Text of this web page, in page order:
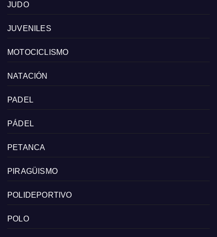
JUDO
JUVENILES
MOTOCICLISMO
NATACIÓN
PADEL
PÁDEL
PETANCA
PIRAGÜISMO
POLIDEPORTIVO
POLO